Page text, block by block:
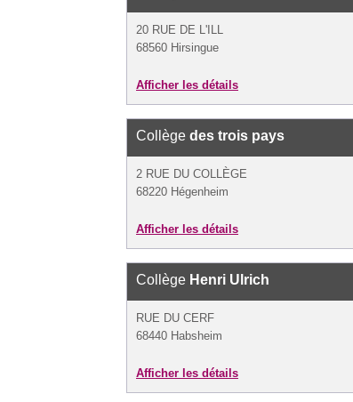
20 RUE DE L'ILL
68560 Hirsingue
Afficher les détails
Collège des trois pays
2 RUE DU COLLÈGE
68220 Hégenheim
Afficher les détails
Collège Henri Ulrich
RUE DU CERF
68440 Habsheim
Afficher les détails